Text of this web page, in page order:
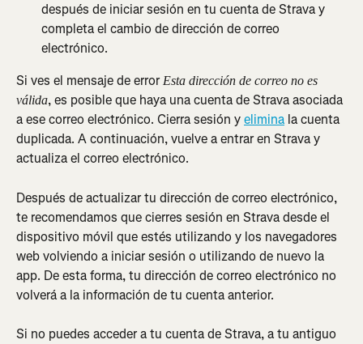
después de iniciar sesión en tu cuenta de Strava y
completa el cambio de dirección de correo
electrónico.
Si ves el mensaje de error Esta dirección de correo no es
válida, es posible que haya una cuenta de Strava asociada
a ese correo electrónico. Cierra sesión y elimina la cuenta
duplicada. A continuación, vuelve a entrar en Strava y
actualiza el correo electrónico.
Después de actualizar tu dirección de correo electrónico,
te recomendamos que cierres sesión en Strava desde el
dispositivo móvil que estés utilizando y los navegadores
web volviendo a iniciar sesión o utilizando de nuevo la
app. De esta forma, tu dirección de correo electrónico no
volverá a la información de tu cuenta anterior.
Si no puedes acceder a tu cuenta de Strava, a tu antiguo